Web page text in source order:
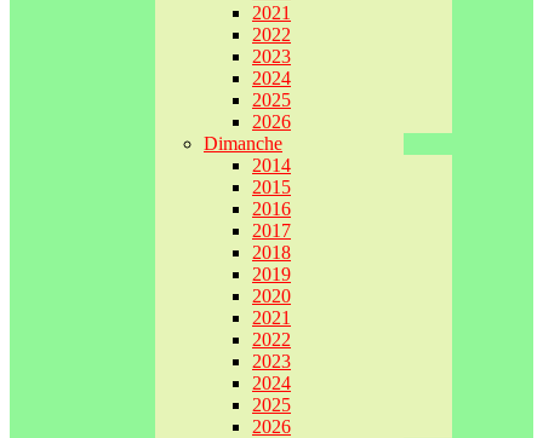
2021
2022
2023
2024
2025
2026
Dimanche
2014
2015
2016
2017
2018
2019
2020
2021
2022
2023
2024
2025
2026